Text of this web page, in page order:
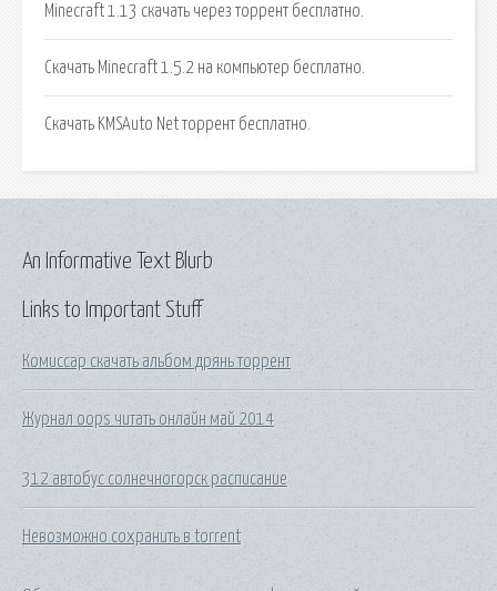
Minecraft 1.13 скачать через торрент бесплатно.
Скачать Minecraft 1.5.2 на компьютер бесплатно.
Скачать KMSAuto Net торрент бесплатно.
Links to Important Stuff
Комиссар скачать альбом дрянь торрент
Журнал oops читать онлайн май 2014
312 автобус солнечногорск расписание
Невозможно сохранить в torrent
An Informative Text Blurb